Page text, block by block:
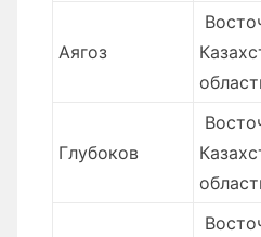
Аягоз
Глубоков